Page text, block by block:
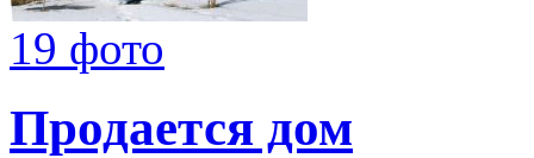
19 фото
Продается дом